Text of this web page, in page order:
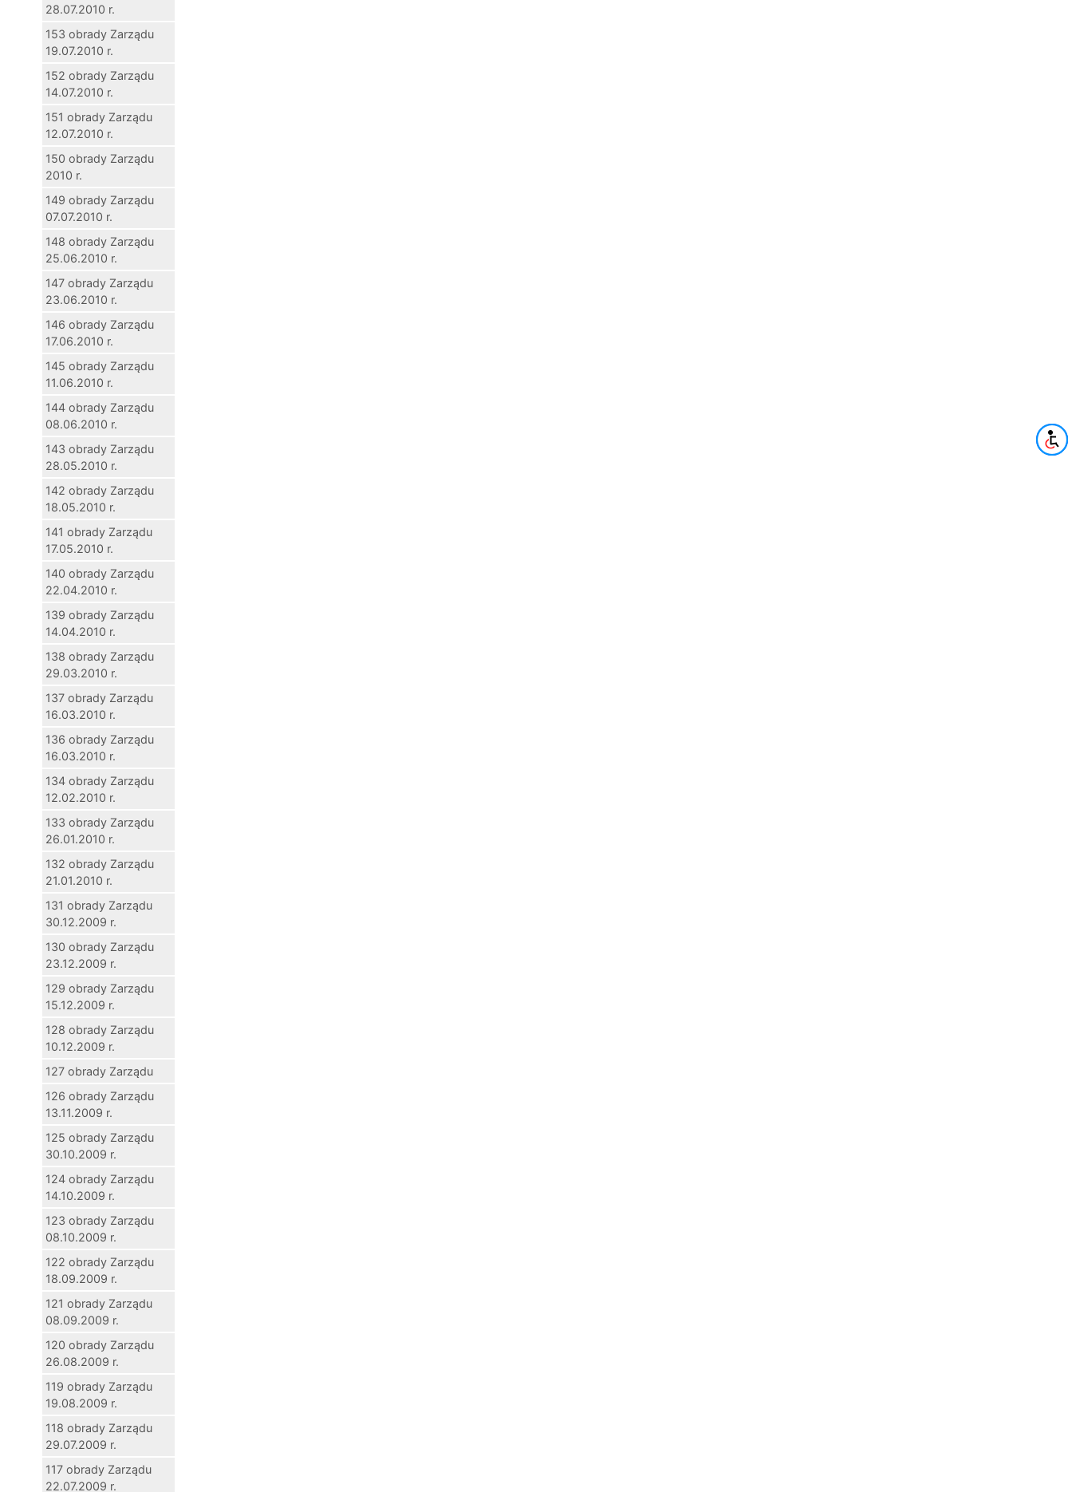
28.07.2010 r.
153 obrady Zarządu
19.07.2010 r.
152 obrady Zarządu
14.07.2010 r.
151 obrady Zarządu
12.07.2010 r.
150 obrady Zarządu
2010 r.
149 obrady Zarządu
07.07.2010 r.
148 obrady Zarządu
25.06.2010 r.
147 obrady Zarządu
23.06.2010 r.
146 obrady Zarządu
17.06.2010 r.
145 obrady Zarządu
11.06.2010 r.
144 obrady Zarządu
08.06.2010 r.
143 obrady Zarządu
28.05.2010 r.
142 obrady Zarządu
18.05.2010 r.
141 obrady Zarządu
17.05.2010 r.
140 obrady Zarządu
22.04.2010 r.
139 obrady Zarządu
14.04.2010 r.
138 obrady Zarządu
29.03.2010 r.
137 obrady Zarządu
16.03.2010 r.
136 obrady Zarządu
16.03.2010 r.
134 obrady Zarządu
12.02.2010 r.
133 obrady Zarządu
26.01.2010 r.
132 obrady Zarządu
21.01.2010 r.
131 obrady Zarządu
30.12.2009 r.
130 obrady Zarządu
23.12.2009 r.
129 obrady Zarządu
15.12.2009 r.
128 obrady Zarządu
10.12.2009 r.
127 obrady Zarządu
126 obrady Zarządu
13.11.2009 r.
125 obrady Zarządu
30.10.2009 r.
124 obrady Zarządu
14.10.2009 r.
123 obrady Zarządu
08.10.2009 r.
122 obrady Zarządu
18.09.2009 r.
121 obrady Zarządu
08.09.2009 r.
120 obrady Zarządu
26.08.2009 r.
119 obrady Zarządu
19.08.2009 r.
118 obrady Zarządu
29.07.2009 r.
117 obrady Zarządu
22.07.2009 r.